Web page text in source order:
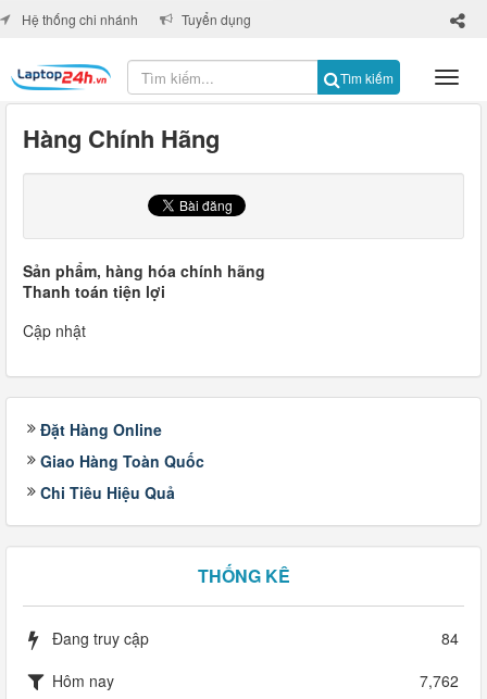
Tìm kiếm
×
Hệ thống chi nhánh Tuyển dụng
Hàng Chính Hãng
Sản phẩm, hàng hóa chính hãng
Thanh toán tiện lợi
Cập nhật
Đặt Hàng Online
Giao Hàng Toàn Quốc
Chi Tiêu Hiệu Quả
THỐNG KÊ
Đang truy cập
84
Hôm nay
7,762